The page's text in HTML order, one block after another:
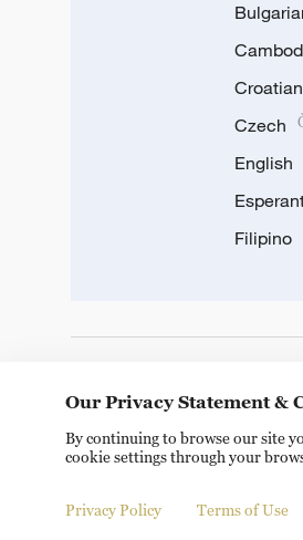
Croatian
Czech
English
Filipino
© China Radio
Our Privacy Statement &
By continuing to browse our site
cookie settings through your
Privacy Policy Terms of Use